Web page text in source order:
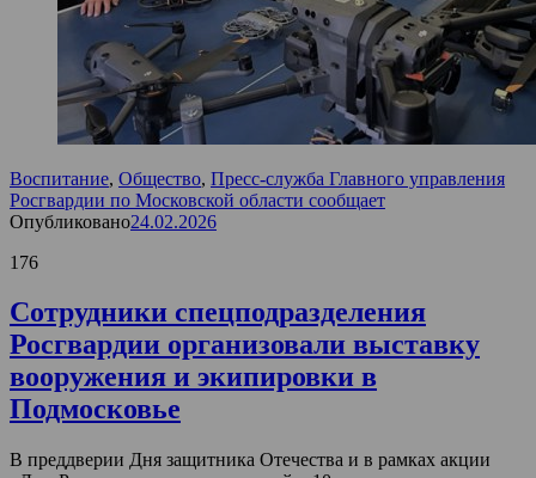
Воспитание, Общество, Пресс-служба Главного управления
Росгвардии по Московской области сообщает
Опубликовано24.02.2026
176
Сотрудники спецподразделения
Росгвардии организовали выставку
вооружения и экипировки в
Подмосковье
В преддверии Дня защитника Отечества и в рамках акции